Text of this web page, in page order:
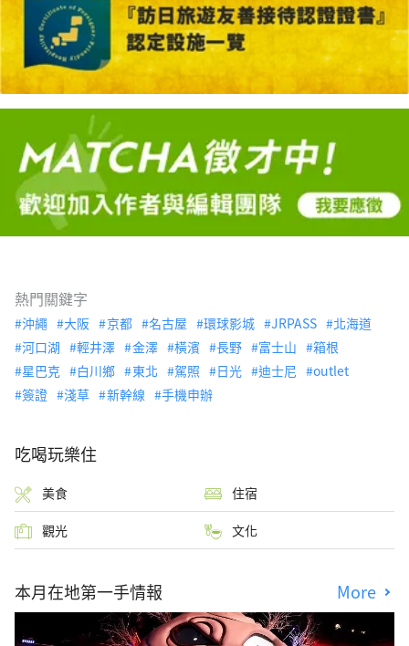
熱門關鍵字
沖繩 大阪 京都 名古屋 環球影城 JRPASS
北海道
河口湖
輕井澤 金澤 橫濱 長野 富士山
箱根
星巴克
白川鄉 東北 駕照 日光 迪士尼
outlet
簽證
淺草 新幹線 手機申辦
吃喝玩樂住
美食 住宿
觀光 文化
本月在地第一手情報 More